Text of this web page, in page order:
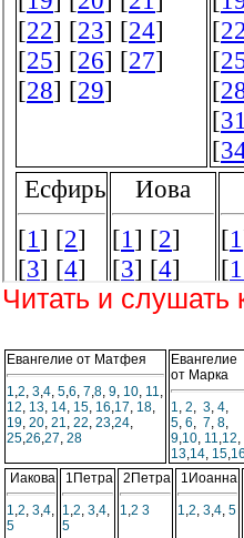
Читать и слушать
Евангелие от Матфея
1,2, 3,4, 5,6, 7,8, 9, 10, 11,
12, 13, 14, 15, 16,17, 18,
19, 20, 21, 22, 23,24,
25,26,27, 28
Евангелие
от Марка
1, 2, 3, 4,
5, 6, 7, 8,
9,10, 11,12,
13,14, 15,
Иакова
1,2, 3,4,
5
1Петра
1,2, 3,4,
5
2Петра
1,2 3
1Иоанна
1,2, 3,4, 5